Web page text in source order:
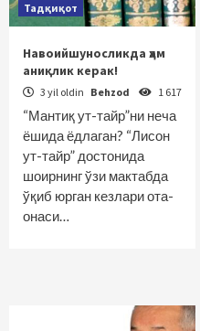
Тадқиқот
Навоийшуносликда ҳам
аниқлик керак!
3 yil oldin Behzod 1 617
“Мантиқ ут-тайр”ни неча
ёшида ёдлаган? “Лисон
ут-тайр” достонида
шоирнинг ўзи мактабда
ўқиб юрган кезлари ота-
онаси…